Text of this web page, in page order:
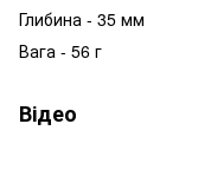
Глибина - 35 мм
Вага - 56 г
Відео